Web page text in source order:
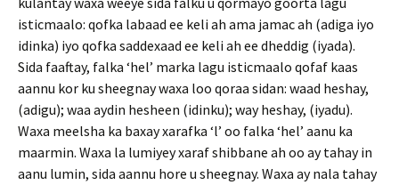
isticmaalo: qofka labaad ee keli ah ama jamac ah (adiga iyo
idinka) iyo qofka saddexaad ee keli ah ee dheddig (iyada).
Sida faaftay, falka ‘hel’ marka lagu isticmaalo qofaf kaas
aannu kor ku sheegnay waxa loo qoraa sidan: waad heshay,
(adigu); waa aydin hesheen (idinku); way heshay, (iyadu).
Waxa meelsha ka baxay xarafka ‘l’ oo falka ‘hel’ aanu ka
maarmin. Waxa la lumiyey xaraf shibbane ah oo ay tahay in
aanu lumin, sida aannu hore u sheegnay. Waxa ay nala tahay